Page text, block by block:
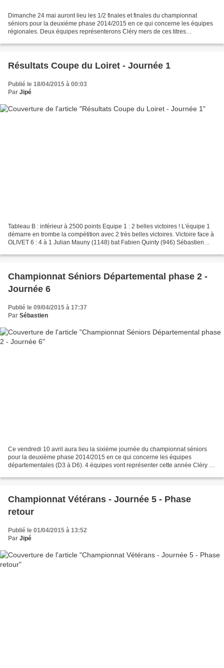
Dimanche 24 mai auront lieu les 1/2 finales et finales du championnat
séniors pour la deuxième phase 2014/2015 en ce qui concerne les équipes
régionales. Deux équipes représenterons Cléry mers de ces titres
Résultats Coupe du Loiret - Journée 1
Publié le 18/04/2015 à 00:03
Par Jipé
Tableau B : inférieur à 2500 points Equipe 1 : 2 belles victoires ! L'équipe 1
démarre en trombe la compétition avec 2 très belles victoires. Victoire face à
OLIVET 6 : 4 à 1 Julian Mauny (1148) bat Fabien Quinty (946) Sébastien
Championnat Séniors Départemental phase 2 -
Journée 6
Publié le 09/04/2015 à 17:37
Par Sébastien
Ce vendredi 10 avril aura lieu la sixième journée du championnat séniors
pour la deuxième phase 2014/2015 en ce qui concerne les équipes
départementales (D3 à D6). 4 équipes vont représenter cette année Cléry au
Championnat Vétérans - Journée 5 - Phase
retour
Publié le 01/04/2015 à 13:52
Par Jipé